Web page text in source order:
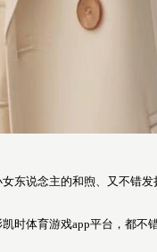
东说念主的和煦、又不错
时体育游戏app平台，都